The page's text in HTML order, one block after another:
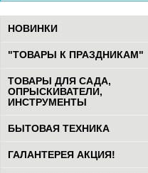
НОВИНКИ
"ТОВАРЫ К ПРАЗДНИКАМ"
ТОВАРЫ ДЛЯ САДА,
ОПРЫСКИВАТЕЛИ,
ИНСТРУМЕНТЫ
БЫТОВАЯ ТЕХНИКА
ГАЛАНТЕРЕЯ АКЦИЯ!